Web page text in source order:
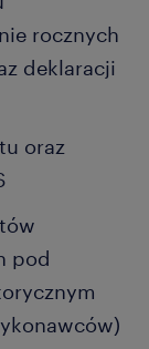
rocznych
deklaracji
oraz
pod